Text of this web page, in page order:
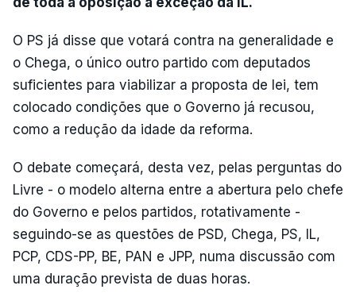
O PS já disse que votará contra na generalidade e
o Chega, o único outro partido com deputados
suficientes para viabilizar a proposta de lei, tem
colocado condições que o Governo já recusou,
como a redução da idade da reforma.
O debate começará, desta vez, pelas perguntas do
Livre - o modelo alterna entre a abertura pelo chefe
do Governo e pelos partidos, rotativamente -
seguindo-se as questões de PSD, Chega, PS, IL,
PCP, CDS-PP, BE, PAN e JPP, numa discussão com
uma duração prevista de duas horas.